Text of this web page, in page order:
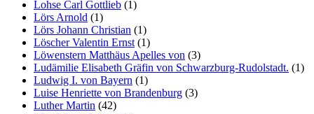
Lohse Carl Gottlieb (1)
Lörs Arnold (1)
Lörs Johann Christian (1)
Löscher Valentin Ernst (1)
Löwenstern Matthäus Apelles von (3)
Ludämilie Elisabeth Gräfin von Schwarzburg-Rudolstadt. (1)
Ludwig I. von Bayern (1)
Luise Henriette von Brandenburg (3)
Luther Martin (42)